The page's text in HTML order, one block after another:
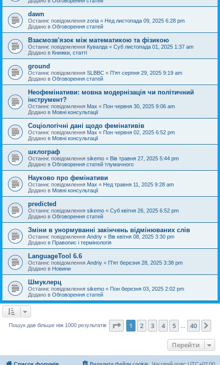
dawn
Останнє повідомлення zoria « Нед листопада 09, 2025 6:28 pm
Додано в Обговорення статей
Взаємозв'язок між математикою та фізикою
Останнє повідомлення Кувалда « Суб листопада 01, 2025 1:37 am
Додано в Книжки, статті
ground
Останнє повідомлення SLBBC « П'ят серпня 29, 2025 9:19 am
Додано в Обговорення статей
Неофемінативи: мовна модернізація чи політичний
інструмент?
Останнє повідомлення Max « Пон червня 30, 2025 9:06 am
Додано в Мовні консультації
Соціологічні дані щодо фемінативів
Останнє повідомлення Max « Пон червня 02, 2025 6:52 pm
Додано в Мовні консультації
шклограф
Останнє повідомлення sikemo « Вів травня 27, 2025 5:44 pm
Додано в Обговорення статей тлумачного
Науково про фемінативи
Останнє повідомлення Max « Нед травня 11, 2025 9:28 am
Додано в Мовні консультації
predicted
Останнє повідомлення sikemo « Суб квітня 26, 2025 6:52 pm
Додано в Обговорення статей
Зміни в унормуванні закінчень відмінюваних слів
Останнє повідомлення Andriy « Вів квітня 08, 2025 3:30 pm
Додано в Правопис і термінологія
LanguageTool 6.6
Останнє повідомлення Andriy « П'ят березня 28, 2025 3:38 pm
Додано в Новини
Шмуклерц
Останнє повідомлення sikemo « Пон березня 03, 2025 2:02 pm
Додано в Обговорення статей
Пошук дав більше ніж 1000 результатів Сторінка 1 40
1 2 3 4 5 40
Перейти
Список форумів Часовий пояс UTC+02:00
Видалити файли cookie